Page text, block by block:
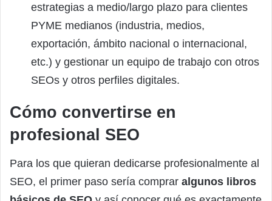
estrategias a medio/largo plazo para clientes
PYME medianos (industria, medios,
exportación, ámbito nacional o internacional,
etc.) y gestionar un equipo de trabajo con otros
SEOs y otros perfiles digitales.
Cómo convertirse en
profesional SEO
Para los que quieran dedicarse profesionalmente al
SEO, el primer paso sería comprar algunos libros